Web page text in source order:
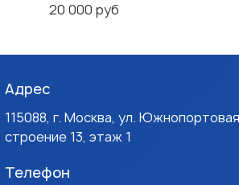
20 000 руб
Адрес
115088, г. Москва, ул.
строение 13, этаж 1
Телефон